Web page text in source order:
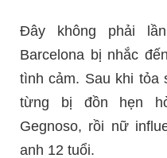
Đây không phải
Barcelona bị nhắc
tình cảm. Sau khi tỏa
từng bị đồn hẹn
Gegnoso, rồi nữ
anh 12 tuổi.